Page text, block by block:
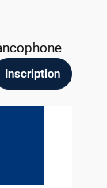
Inscription